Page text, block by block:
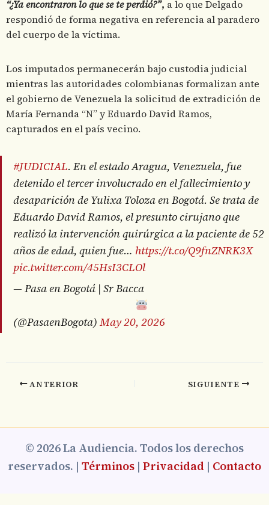
“¿Ya encontraron lo que se te perdió?”, a lo que Delgado
respondió de forma negativa en referencia al paradero
del cuerpo de la víctima.
Los imputados permanecerán bajo custodia judicial
mientras las autoridades colombianas formalizan ante
el gobierno de Venezuela la solicitud de extradición de
María Fernanda “N” y Eduardo David Ramos,
capturados en el país vecino.
#JUDICIAL. En el estado Aragua, Venezuela, fue
detenido el tercer involucrado en el fallecimiento y
desaparición de Yulixa Toloza en Bogotá. Se trata de
Eduardo David Ramos, el presunto cirujano que
realizó la intervención quirúrgica a la paciente de 52
años de edad, quien fue… https://t.co/Q9fnZNRK3X
pic.twitter.com/45HsI3CLOl
— Pasa en Bogotá | Sr Bacca
(@PasaenBogota) May 20, 2026
ANTERIOR SIGUIENTE
© 2026 La Audiencia. Todos los derechos
reservados. | Términos | Privacidad | Contacto